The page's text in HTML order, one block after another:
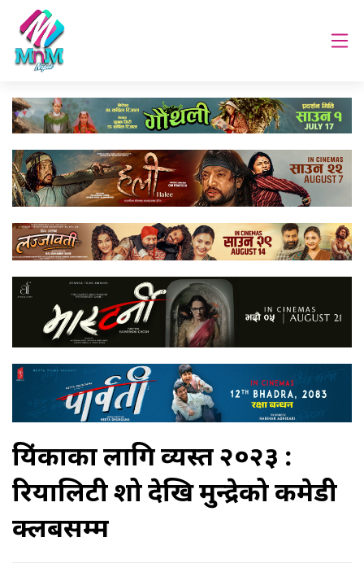
प्रियंकाका लागि व्यस्त २०२३ :
रियालिटी शो देखि मुन्द्रेको कमेडी
क्लबसम्म